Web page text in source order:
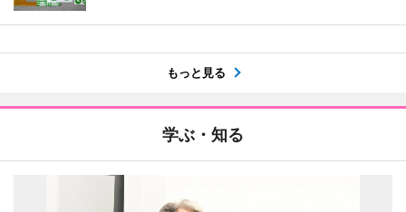
もっと見る
学ぶ・知る